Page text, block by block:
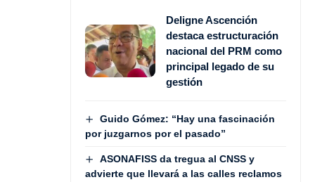
Deligne Ascención
destaca estructuración
nacional del PRM como
principal legado de su
gestión
Guido Gómez: “Hay una fascinación
por juzgarnos por el pasado”
ASONAFISS da tregua al CNSS y
advierte que llevará a las calles reclamos